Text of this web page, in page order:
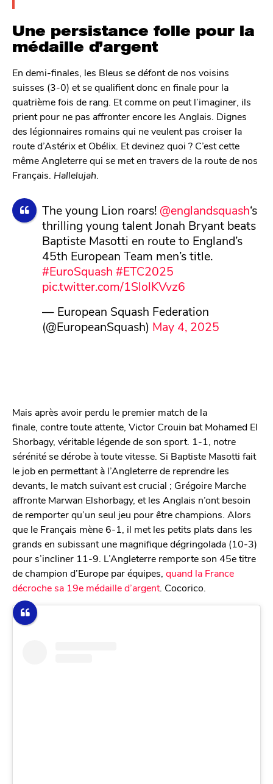
Une persistance folle pour la
médaille d’argent
En demi-finales, les Bleus se défont de nos voisins
suisses (3-0) et se qualifient donc en finale pour la
quatrième fois de rang. Et comme on peut l’imaginer, ils
prient pour ne pas affronter encore les Anglais. Dignes
des légionnaires romains qui ne veulent pas croiser la
route d’Astérix et Obélix. Et devinez quoi ? C’est cette
même Angleterre qui se met en travers de la route de nos
Français. Hallelujah.
The young Lion roars! @englandsquash‘s
thrilling young talent Jonah Bryant beats
Baptiste Masotti en route to England’s
45th European Team men’s title.
#EuroSquash #ETC2025
pic.twitter.com/1SlolKVvz6
— European Squash Federation
(@EuropeanSquash) May 4, 2025
Mais après avoir perdu le premier match de la
finale, contre toute attente, Victor Crouin bat Mohamed El
Shorbagy, véritable légende de son sport. 1-1, notre
sérénité se dérobe à toute vitesse. Si Baptiste Masotti fait
le job en permettant à l’Angleterre de reprendre les
devants, le match suivant est crucial ; Grégoire Marche
affronte Marwan Elshorbagy, et les Anglais n’ont besoin
de remporter qu’un seul jeu pour être champions. Alors
que le Français mène 6-1, il met les petits plats dans les
grands en subissant une magnifique dégringolada (10-3)
pour s’incliner 11-9. L’Angleterre remporte son 45e titre
de champion d’Europe par équipes, quand la France
décroche sa 19e médaille d’argent. Cocorico.